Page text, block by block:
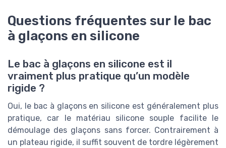
Questions fréquentes sur le bac
à glaçons en silicone
Le bac à glaçons en silicone est il
vraiment plus pratique qu’un modèle
rigide ?
Oui, le bac à glaçons en silicone est généralement plus
pratique, car le matériau silicone souple facilite le
démoulage des glaçons sans forcer. Contrairement à
un plateau rigide, il suffit souvent de tordre légèrement